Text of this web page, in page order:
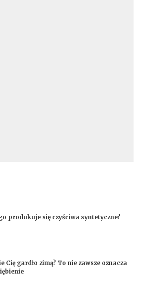
produkuje się czyściwa syntetyczne?
Cię gardło zimą? To nie zawsze oznacza